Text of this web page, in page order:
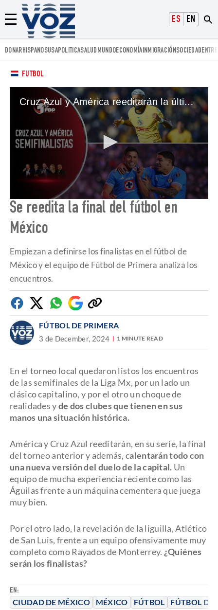
ESPAÑOLENGLISH
Menú
Voz.us
DONARHISPANOSUSAPOLITICASALUD MUNDOECONOMÍAINMIGRACIÓNSOCIEDAD
FUTBOL
Cruz Azul y América reeditarán la última final mexicana | 12/02/24
0
seconds
4
minutes,
seconds
Se reedita la final del fútbol en
México
Empiezan a definirse los finalistas en el fútbol de
México y el equipo de Fútbol de Primera analiza los
encuentros.
FacebookTwitterWhatsapp
Google
Discover
Copiar
enlace
FÚTBOL DE PRIMERA
3 de December, 2024 1 MINUTE READ
EN:
CIUDAD DE MÉXICO MÉXICO FÚTBOL FÚTBOL DE
En el torneo local quedaron listos los encuentros
de las semifinales de la Liga Mx, por un lado un
clásico capitalino, y por el otro un choque de
realidades yde dos clubes que tienen en sus
manos una situación histórica.
América y Cruz Azul reeditarán, en su serie, la final
del torneo anterior y además, calentarán todo con
una nueva versión del duelo de la capital. Un
equipo de mucha experiencia reciente como las
Águilas frente a un máquina cementera que juega
muy bien.
Por el otro lado, la revelación de la liguilla, Atlético
de San Luis, frente a un equipo ofensivamente muy
completo como Rayados de Monterrey. ¿Quiénes
serán los finalistas?